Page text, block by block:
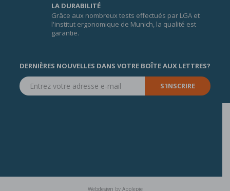
LA DURABILITÉ
Grâce aux nombreux tests effectués par LGA et
l'institut ergonomique de Munich, la qualité est
garantie.
DERNIÈRES NOUVELLES DANS VOTRE BOÎTE AUX LETTRES?
S'INSCRIRE
Webdesign by Applepie